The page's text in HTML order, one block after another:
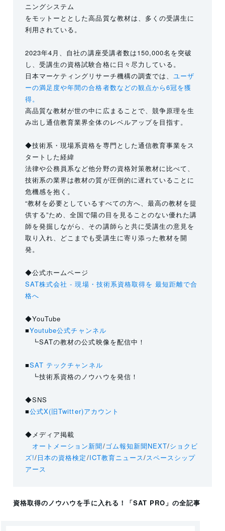
ニングシステム
をモットーととした高品質な教材は、多くの受講生に
利用されている。
2023年4月、自社の講座受講者数は150,000名を突破
し、受講生の資格試験合格に日々尽力している。
日本マーケティングリサーチ機構の調査では、 ユーザ
ーの満足度や年間の合格者数などの観点から6冠を獲
得。
高品質な教材が世の中に広まることで、競争原理を生
み出し通信教育業界全体のレベルアップを目指す。
◆技術系・現場系資格を専門とした通信教育事業をス
タートした経緯
法律や公務員系など他分野の資格対策教材に比べて、
技術系の業界は教材の質が圧倒的に遅れていることに
危機感を抱く。
“教材を必要としているすべての方へ、最高の教材を提
供する”ため、全国で陽の目を見ることのない優れた講
師を発掘しながら、その講師らと共に受講生の意見を
取り入れ、どこまでも受講生に寄り添った教材を開
発。
◆公式ホームページ
SAT株式会社 - 現場・技術系資格取得を 最短距離で合
格へ
◆YouTube
■Youtube公式チャンネル
┗SATの教材の公式映像を配信中！
■SAT テックチャンネル
┗技術系資格のノウハウを発信！
◆SNS
■公式X(旧Twitter)アカウント
◆メディア掲載
オートメーション新聞/ゴム報知新聞NEXT/ショクビ
ズ!/日本の資格検定/ICT教育ニュース/スペースシップ
アース
資格取得のノウハウを手に入れる！ 「SAT PRO」の全記事